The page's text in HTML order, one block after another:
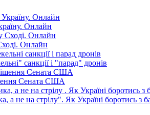
Онлайн
Онлайн
санкції і "парад" дронів
Сената США
а не на стрілу". Як Україні боротись з